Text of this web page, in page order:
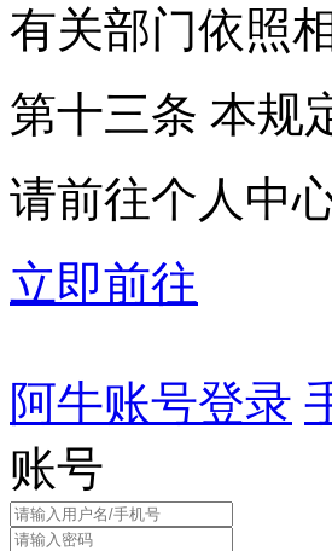
有关部门依照
第十三条 本规
请前往个人中
立即前往
阿牛账号登录
账号